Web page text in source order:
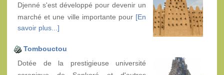
Djenné s'est développé pour devenir un
marché et une ville importante pour [En
savoir plus...]
Tombouctou
Dotée de la prestigieuse université